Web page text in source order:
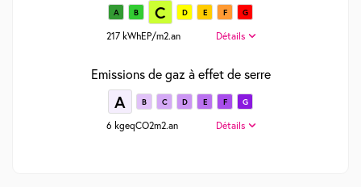
A B C D E F G
217 kWhEP/m2.an Détails
Emissions de gaz à effet de serre
A B C D E F G
6 kgeqCO2m2.an Détails